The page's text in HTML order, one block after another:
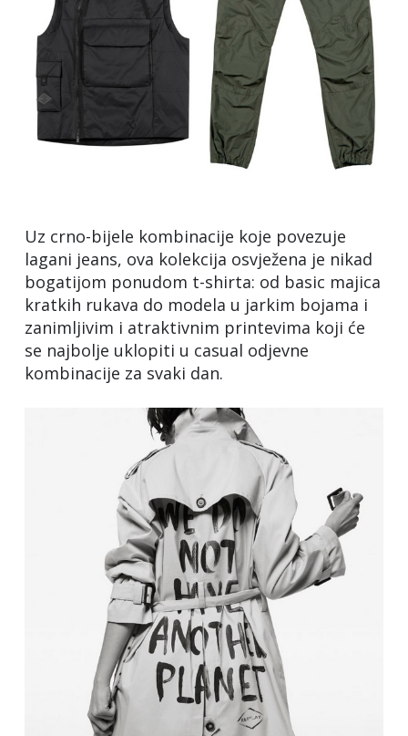
Uz crno-bijele kombinacije koje povezuje
lagani jeans, ova kolekcija osvježena je nikad
bogatijom ponudom t-shirta: od basic majica
kratkih rukava do modela u jarkim bojama i
zanimljivim i atraktivnim printevima koji će
se najbolje uklopiti u casual odjevne
kombinacije za svaki dan.